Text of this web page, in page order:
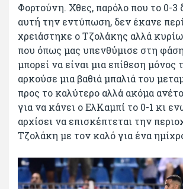
Φορτούνη. Χθες, παρόλο που το 0-3
αυτή την εντύπωση, δεν έκανε
χρειάστηκε ο Τζολάκης αλλά
που όπως μας υπενθύμισε στη
μπορεί να είναι μια επίθεση μόνος
αρκούσε μια βαθιά μπαλιά του
προς το καλύτερο αλλά ακόμα
για να κάνει ο ΕλΚαμπί το 0-1 κι
αρχίσει να επισκέπτεται την
Τζολάκη με τον καλό για ένα